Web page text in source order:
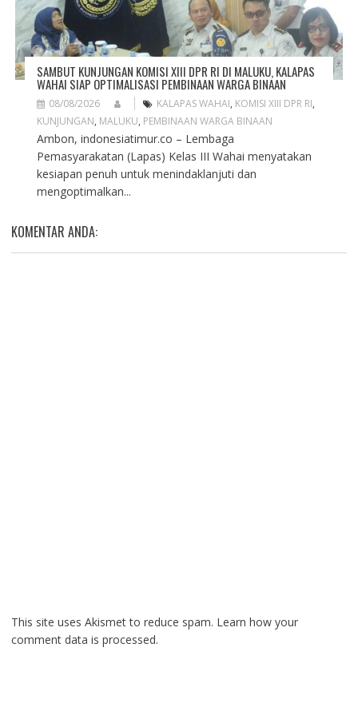
SAMBUT KUNJUNGAN KOMISI XIII DPR RI DI MALUKU, KALAPAS
WAHAI SIAP OPTIMALISASI PEMBINAAN WARGA BINAAN
08/08/2026 KALAPAS WAHAI, KOMISI XIII DPR RI,
KUNJUNGAN, MALUKU, PEMBINAAN WARGA BINAAN
Ambon, indonesiatimur.co – Lembaga
Pemasyarakatan (Lapas) Kelas III Wahai menyatakan
kesiapan penuh untuk menindaklanjuti dan
mengoptimalkan...
KOMENTAR ANDA:
This site uses Akismet to reduce spam. Learn how your
comment data is processed.